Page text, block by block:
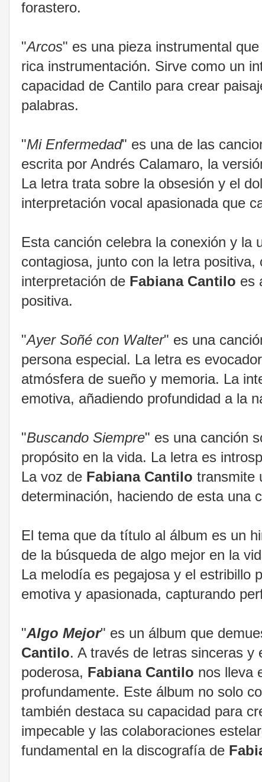
forastero.
"Arcos" es una pieza instrumental
rica instrumentación. Sirve como un
capacidad de Cantilo para crear
palabras.
"Mi Enfermedad" es una de las
escrita por Andrés Calamaro, la
La letra trata sobre la obsesión y el
interpretación vocal apasionada que
Esta canción celebra la conexión y la
contagiosa, junto con la letra
interpretación de Fabiana Cantilo es
positiva.
"Ayer Soñé con Walter" es una
persona especial. La letra es
atmósfera de sueño y memoria. La
emotiva, añadiendo profundidad a la
"Buscando Siempre" es una canción
propósito en la vida. La letra es
La voz de Fabiana Cantilo transmite
determinación, haciendo de esta una
El tema que da título al álbum es un
de la búsqueda de algo mejor en la
La melodía es pegajosa y el estribillo
emotiva y apasionada, capturando
"Algo Mejor" es un álbum que
Cantilo. A través de letras sinceras y
poderosa, Fabiana Cantilo nos lleva
profundamente. Este álbum no solo
también destaca su capacidad para
impecable y las colaboraciones
fundamental en la discografía de